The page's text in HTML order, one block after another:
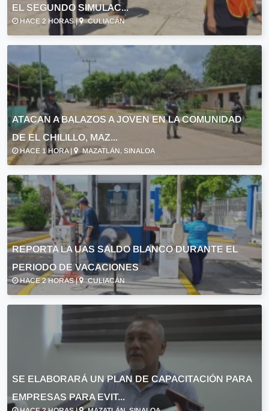
EL SEGUNDO SIMULAC...
HACE 2 HORAS | CULIACÁN
ATACAN A BALAZOS A JOVEN EN LA COMUNIDAD
DE EL CHILILLO, MAZ...
HACE 1 HORA | MAZATLÁN, SINALOA
REPORTA LA UAS SALDO BLANCO DURANTE EL
PERIODO DE VACACIONES
HACE 2 HORAS | CULIACÁN
SE ELABORARÁ UN PLAN DE CAPACITACIÓN PARA
EMPRESAS PARA EVIT...